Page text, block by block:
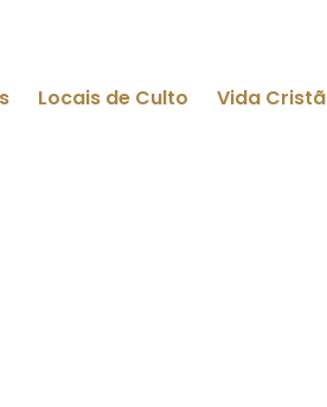
Locais de Culto Vida Cristã